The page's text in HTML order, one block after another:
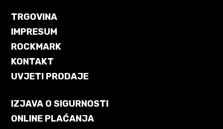
TRGOVINA
IMPRESUM
ROCKMARK
KONTAKT
UVJETI PRODAJE
IZJAVA O SIGURNOSTI
ONLINE PLAĆANJA